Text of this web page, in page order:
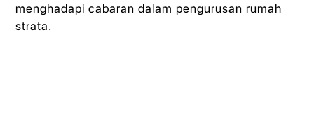
menghadapi cabaran dalam pengurusan rumah
strata.